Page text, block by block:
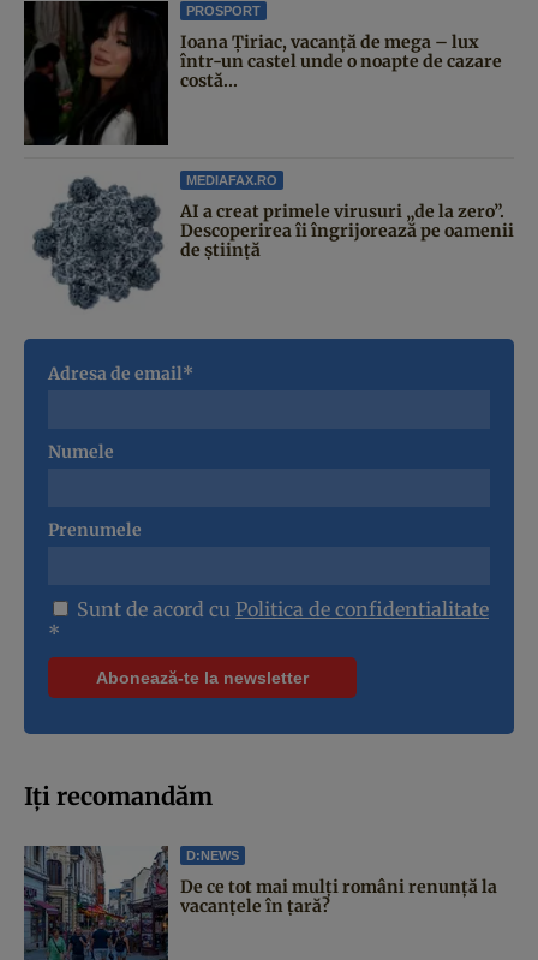
PROSPORT
Ioana Țiriac, vacanță de mega – lux
într-un castel unde o noapte de cazare
costă...
MEDIAFAX.RO
AI a creat primele virusuri „de la zero”.
Descoperirea îi îngrijorează pe oamenii
de știință
Adresa de email*
Numele
Prenumele
Sunt de acord cu Politica de confidentialitate
*
Iți recomandăm
D:NEWS
De ce tot mai mulți români renunță la
vacanțele în țară?